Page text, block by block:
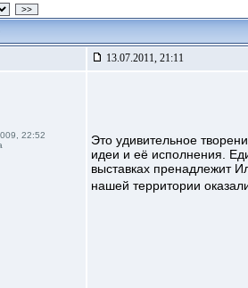
>>
13.07.2011, 21:11
22:52
Это удивительное
идеи и её исполнения.
выставках пренадлежит
нашей территории